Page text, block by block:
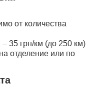
от количества
35 грн/км (до 250 км)
отделение или по